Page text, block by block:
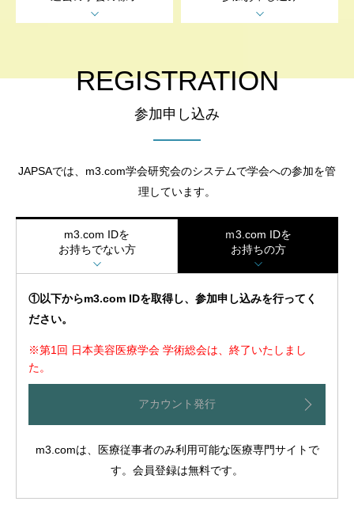
REGISTRATION
参加申し込み
JAPSAでは、m3.com学会研究会のシステムで学会への参加を管
理しています。
m3.com IDを
お持ちでない方
ｍ3.com IDを
お持ちの方
①以下からm3.com IDを取得し、参加申し込みを行ってく
ださい。
※第1回 日本美容医療学会 学術総会は、終了いたしまし
た。
アカウント発行
m3.comは、医療従事者のみ利用可能な医療専門サイトで
す。会員登録は無料です。